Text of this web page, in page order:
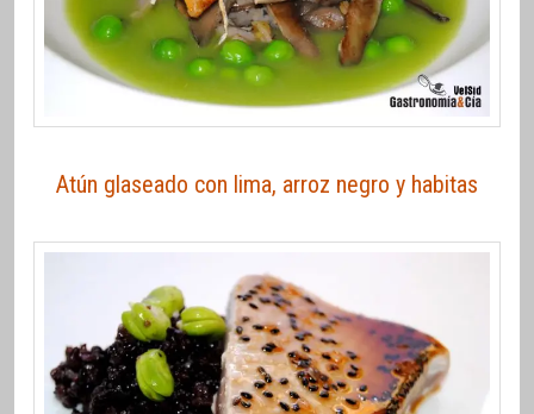
Atún glaseado con lima, arroz negro y habitas